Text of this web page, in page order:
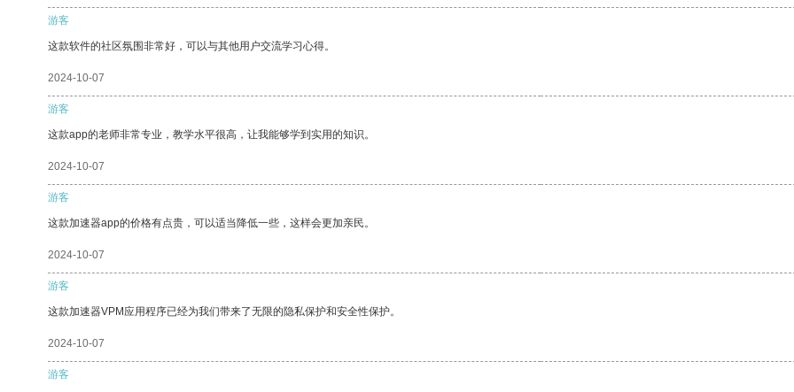
游客
这款软件的社区氛围非常好，可以与其他用户交流学习心得。
2024-10-07
游客
这款app的老师非常专业，教学水平很高，让我能够学到实用的知识。
2024-10-07
游客
这款加速器app的价格有点贵，可以适当降低一些，这样会更加亲民。
2024-10-07
游客
这款加速器VPM应用程序已经为我们带来了无限的隐私保护和安全性保护。
2024-10-07
游客